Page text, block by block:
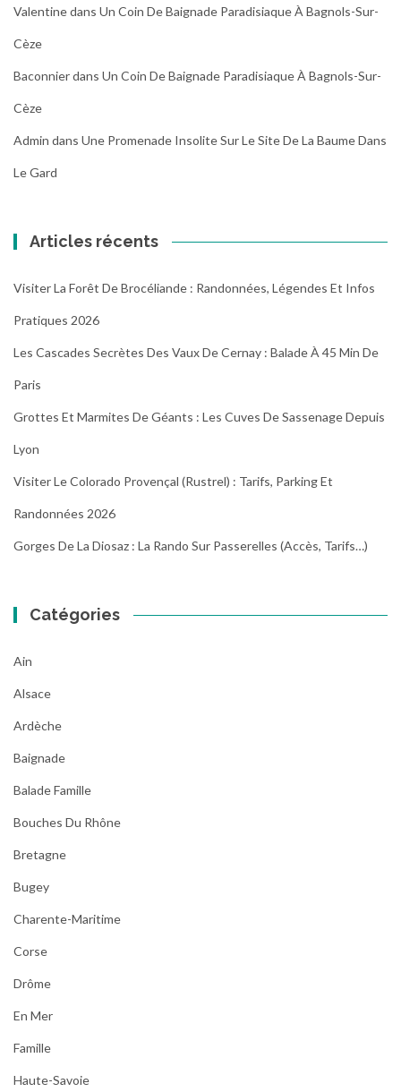
Valentinedans Un Coin De Baignade Paradisiaque À Bagnols-Sur-
Cèze
Baconnierdans Un Coin De Baignade Paradisiaque À Bagnols-Sur-
Cèze
Admin dans Une Promenade Insolite Sur Le Site De La Baume Dans
Le Gard
Articles récents
Visiter La Forêt De Brocéliande : Randonnées, Légendes Et Infos
Pratiques 2026
Les Cascades Secrètes Des Vaux De Cernay : Balade À 45 Min De
Paris
Grottes Et Marmites De Géants : Les Cuves De Sassenage Depuis
Lyon
Visiter Le Colorado Provençal (Rustrel) : Tarifs, Parking Et
Randonnées 2026
Gorges De La Diosaz : La Rando Sur Passerelles (Accès, Tarifs…)
Catégories
Ain
Alsace
Ardèche
Baignade
Balade Famille
Bouches Du Rhône
Bretagne
Bugey
Charente-Maritime
Corse
Drôme
En Mer
Famille
Haute-Savoie